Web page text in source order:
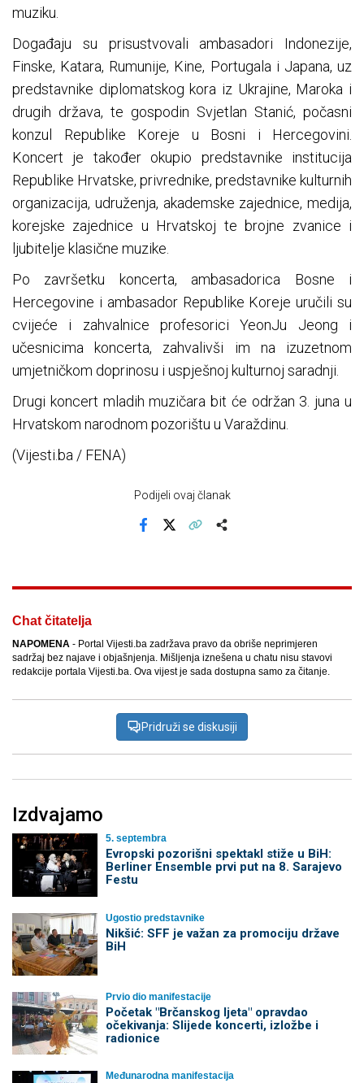
muziku.
Događaju su prisustvovali ambasadori Indonezije,
Finske, Katara, Rumunije, Kine, Portugala i Japana, uz
predstavnike diplomatskog kora iz Ukrajine, Maroka i
drugih država, te gospodin Svjetlan Stanić, počasni
konzul Republike Koreje u Bosni i Hercegovini.
Koncert je također okupio predstavnike institucija
Republike Hrvatske, privrednike, predstavnike kulturnih
organizacija, udruženja, akademske zajednice, medija,
korejske zajednice u Hrvatskoj te brojne zvanice i
ljubitelje klasične muzike.
Po završetku koncerta, ambasadorica Bosne i
Hercegovine i ambasador Republike Koreje uručili su
cvijeće i zahvalnice profesorici YeonJu Jeong i
učesnicima koncerta, zahvalivši im na izuzetnom
umjetničkom doprinosu i uspješnoj kulturnoj saradnji.
Drugi koncert mladih muzičara bit će održan 3. juna u
Hrvatskom narodnom pozorištu u Varaždinu.
(Vijesti.ba / FENA)
Podijeli ovaj članak
Chat čitatelja
NAPOMENA - Portal Vijesti.ba zadržava pravo da obriše neprimjeren
sadržaj bez najave i objašnjenja. Mišljenja iznešena u chatu nisu stavovi
redakcije portala Vijesti.ba. Ova vijest je sada dostupna samo za čitanje.
Pridruži se diskusiji
Izdvajamo
5. septembra
Evropski pozorišni spektakl stiže u BiH:
Berliner Ensemble prvi put na 8. Sarajevo
Festu
Ugostio predstavnike
Nikšić: SFF je važan za promociju države
BiH
Prvio dio manifestacije
Početak "Brčanskog ljeta" opravdao
očekivanja: Slijede koncerti, izložbe i
radionice
Međunarodna manifestacija